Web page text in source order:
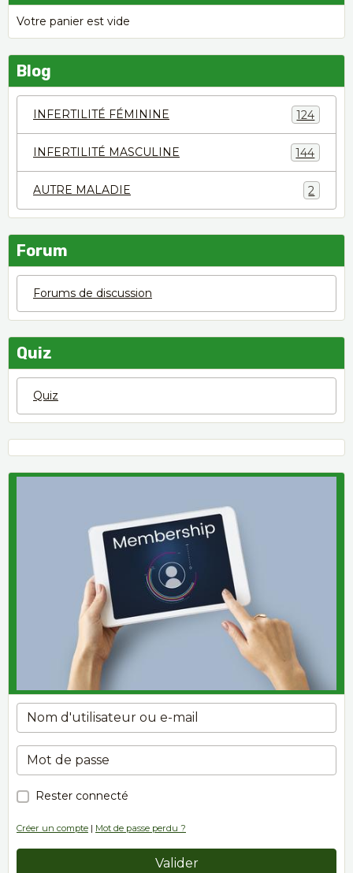
Votre panier est vide
Blog
INFERTILITÉ FÉMININE 124
INFERTILITÉ MASCULINE 144
AUTRE MALADIE 2
Forum
Forums de discussion
Quiz
Quiz
Rester connecté
Créer un compte | Mot de passe perdu ?
Valider